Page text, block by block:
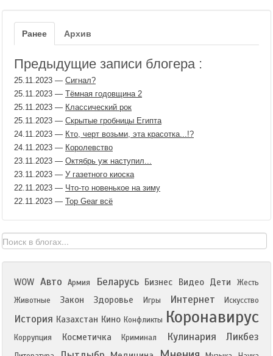
Ранее Архив
Предыдущие записи блогера :
25.11.2023 — Сигнал?
25.11.2023 — Тёмная годовщина 2
25.11.2023 — Классический рок
25.11.2023 — Скрытые гробницы Египта
24.11.2023 — Кто, черт возьми, эта красотка...!?
24.11.2023 — Королевство
23.11.2023 — Октябрь уж наступил...
23.11.2023 — У газетного киоска
22.11.2023 — Что-то новенькое на зиму
22.11.2023 — Top Gear всё
WOW Авто Армия Беларусь Бизнес Видео Дети
Жесть
Животные
Закон Здоровье Игры Интернет Искусство
История Казахстан Кино Конфликты Коронавирус
Коррупция Косметичка Криминал Кулинария Ликбез